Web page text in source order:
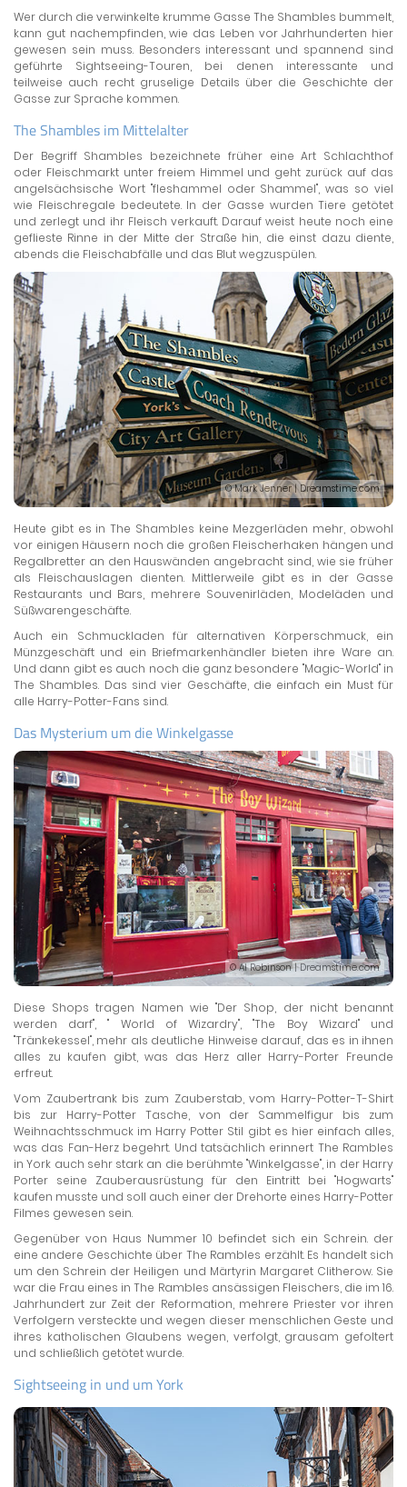
Wer durch die verwinkelte krumme Gasse The Shambles bummelt,
kann gut nachempfinden, wie das Leben vor Jahrhunderten hier
gewesen sein muss. Besonders interessant und spannend sind
geführte Sightseeing-Touren, bei denen interessante und
teilweise auch recht gruselige Details über die Geschichte der
Gasse zur Sprache kommen.
The Shambles im Mittelalter
Der Begriff Shambles bezeichnete früher eine Art Schlachthof
oder Fleischmarkt unter freiem Himmel und geht zurück auf das
angelsächsische Wort "fleshammel oder Shammel", was so viel
wie Fleischregale bedeutete. In der Gasse wurden Tiere getötet
und zerlegt und ihr Fleisch verkauft. Darauf weist heute noch eine
geflieste Rinne in der Mitte der Straße hin, die einst dazu diente,
abends die Fleischabfälle und das Blut wegzuspülen.
© Mark Jenner | Dreamstime.com
Heute gibt es in The Shambles keine Mezgerläden mehr, obwohl
vor einigen Häusern noch die großen Fleischerhaken hängen und
Regalbretter an den Hauswänden angebracht sind, wie sie früher
als Fleischauslagen dienten. Mittlerweile gibt es in der Gasse
Restaurants und Bars, mehrere Souvenirläden, Modeläden und
Süßwarengeschäfte.
Auch ein Schmuckladen für alternativen Körperschmuck, ein
Münzgeschäft und ein Briefmarkenhändler bieten ihre Ware an.
Und dann gibt es auch noch die ganz besondere "Magic-World" in
The Shambles. Das sind vier Geschäfte, die einfach ein Must für
alle Harry-Potter-Fans sind.
Das Mysterium um die Winkelgasse
© Al Robinson | Dreamstime.com
Diese Shops tragen Namen wie "Der Shop, der nicht benannt
werden darf", " World of Wizardry", "The Boy Wizard" und
"Tränkekessel", mehr als deutliche Hinweise darauf, das es in ihnen
alles zu kaufen gibt, was das Herz aller Harry-Porter Freunde
erfreut.
Vom Zaubertrank bis zum Zauberstab, vom Harry-Potter-T-Shirt
bis zur Harry-Potter Tasche, von der Sammelfigur bis zum
Weihnachtsschmuck im Harry Potter Stil gibt es hier einfach alles,
was das Fan-Herz begehrt. Und tatsächlich erinnert The Rambles
in York auch sehr stark an die berühmte "Winkelgasse", in der Harry
Porter seine Zauberausrüstung für den Eintritt bei "Hogwarts"
kaufen musste und soll auch einer der Drehorte eines Harry-Potter
Filmes gewesen sein.
Gegenüber von Haus Nummer 10 befindet sich ein Schrein. der
eine andere Geschichte über The Rambles erzählt. Es handelt sich
um den Schrein der Heiligen und Märtyrin Margaret Clitherow. Sie
war die Frau eines in The Rambles ansässigen Fleischers, die im 16.
Jahrhundert zur Zeit der Reformation, mehrere Priester vor ihren
Verfolgern versteckte und wegen dieser menschlichen Geste und
ihres katholischen Glaubens wegen, verfolgt, grausam gefoltert
und schließlich getötet wurde.
Sightseeing in und um York